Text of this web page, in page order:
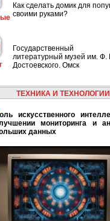
Как сделать домик для
своими руками?
Государственный
литературный музей им. Ф.
Достоевского. Омск
ТЕХНИКА И ТЕХНОЛОГИИ
мониторинга и
данных